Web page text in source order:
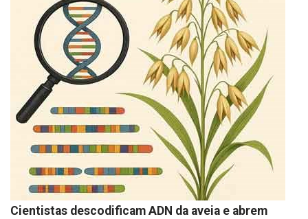
Cientistas descodificam ADN da aveia e abrem